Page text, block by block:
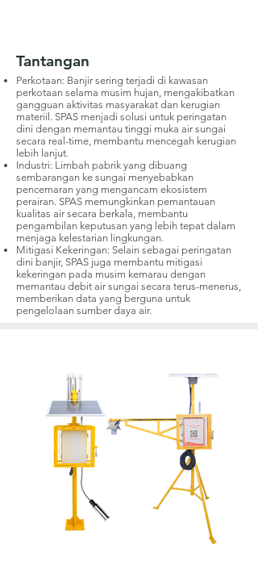
Tantangan
Perkotaan: Banjir sering terjadi di kawasan
perkotaan selama musim hujan, mengakibatkan
gangguan aktivitas masyarakat dan kerugian
materiil. SPAS menjadi solusi untuk peringatan
dini dengan memantau tinggi muka air sungai
secara real-time, membantu mencegah kerugian
lebih lanjut.
Industri: Limbah pabrik yang dibuang
sembarangan ke sungai menyebabkan
pencemaran yang mengancam ekosistem
perairan. SPAS memungkinkan pemantauan
kualitas air secara berkala, membantu
pengambilan keputusan yang lebih tepat dalam
menjaga kelestarian lingkungan.
Mitigasi Kekeringan: Selain sebagai peringatan
dini banjir, SPAS juga membantu mitigasi
kekeringan pada musim kemarau dengan
memantau debit air sungai secara terus-menerus,
memberikan data yang berguna untuk
pengelolaan sumber daya air.